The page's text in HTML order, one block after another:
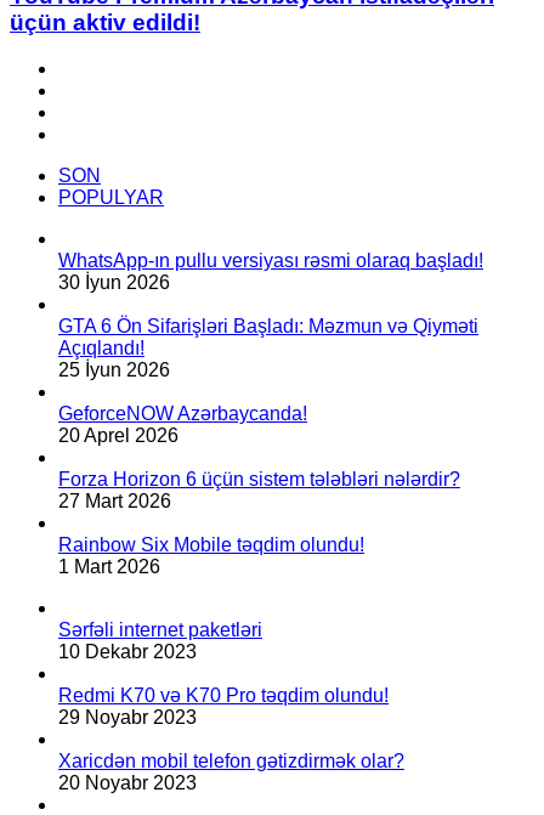
Üzərində
Ciddi
Təsir
Göstərəcək
istifadəçiləri
üçün
edildi!
üçün aktiv edildi!
SON
POPULYAR
WhatsApp-ın pullu versiyası rəsmi olaraq başladı!
30 İyun 2026
GTA 6 Ön Sifarişləri Başladı: Məzmun və Qiyməti
Açıqlandı!
25 İyun 2026
GeforceNOW Azərbaycanda!
20 Aprel 2026
Forza Horizon 6 üçün sistem tələbləri nələrdir?
27 Mart 2026
Rainbow Six Mobile təqdim olundu!
1 Mart 2026
Sərfəli internet paketləri
10 Dekabr 2023
Redmi K70 və K70 Pro təqdim olundu!
29 Noyabr 2023
Xaricdən mobil telefon gətizdirmək olar?
20 Noyabr 2023